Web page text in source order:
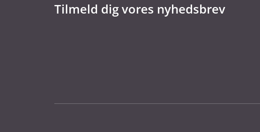
Tilmeld dig vores nyhedsbrev